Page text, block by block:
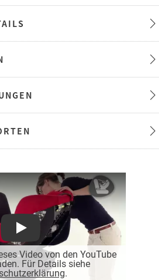
Video von den YouTube
Für Details siehe
.
Play